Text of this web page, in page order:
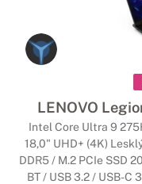
LENOVO
Intel Core Ultra 9
18,0" UHD+ (4K)
DDR5 / M.2 PCIe SSD
BT / USB 3.2 / USB-C